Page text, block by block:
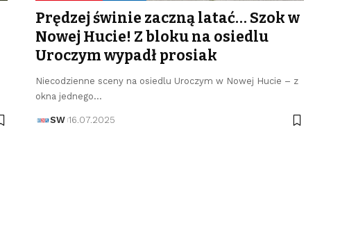
Prędzej świnie zaczną latać… Szok w
Nowej Hucie! Z bloku na osiedlu
Uroczym wypadł prosiak
Niecodzienne sceny na osiedlu Uroczym w Nowej Hucie – z
okna jednego…
SW 16.07.2025